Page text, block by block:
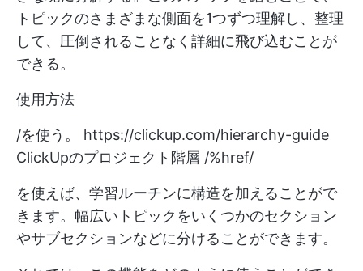
トピックのさまざまな側面を1つずつ理解し、整理
して、圧倒されることなく詳細に飛び込むことが
できる。
使用方法
/を使う。 https://clickup.com/hierarchy-guide
ClickUpのプロジェクト階層 /%href/
を使えば、学習ルーチンに構造を加えることがで
きます。幅広いトピックをいくつかのセクション
やサブセクションなどに分けることができます。